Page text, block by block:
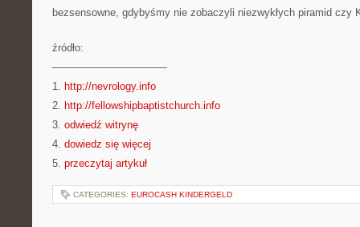
bezsensowne, gdybyśmy nie zobaczyli niezwykłych piramid czy
źródło:
———————————
1. http://nevrology.info
2. http://fellowshipbaptistchurch.info
3. odwiedź witrynę
4. dowiedz się więcej
5. przeczytaj artykuł
CATEGORIES: EUROCASH KINDERGELD